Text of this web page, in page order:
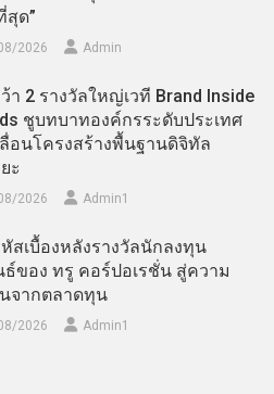
สุด”
2026 Admin
า 2 รางวัลใหญ่เวที Brand Inside
ชูบทบาทองค์กรระดับประเทศ
อนโครงสร้างพื้นฐานดิจิทัล
ะ
2026 Admin​1
สเบื้องหลังรางวัลนักลงทุน
ของ ทรู คอร์ปอเรชั่น สู่ความ
จากตลาดทุน
2026 Admin​1